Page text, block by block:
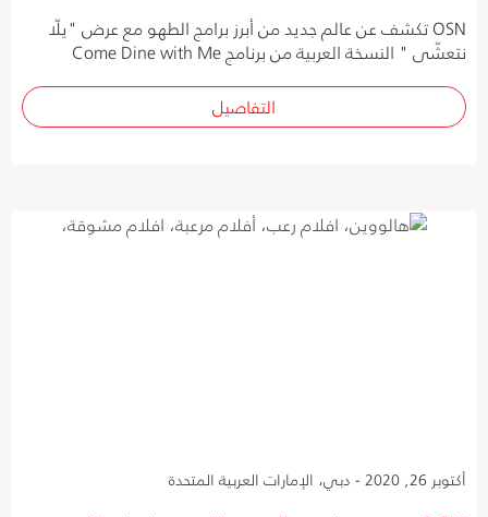
OSN تكشف عن عالم جديد من أبرز برامج الطهو مع عرض "يلّا
نتعشّى " النسخة العربية من برنامج Come Dine with Me
التفاصيل
أكتوبر 26, 2020 - دبي، الإمارات العربية المتحدة